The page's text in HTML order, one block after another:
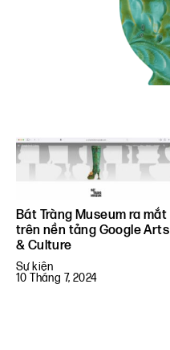
Bát Tràng Museum ra mắt
trên nền tảng Google Arts
& Culture
Sự kiện
10 Tháng 7, 2024